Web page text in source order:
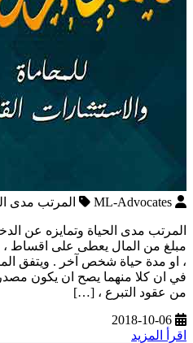
ML-Advocates المرتب مدى
المرتب مدى الحياة وتمايزه عن
مبلغ من المال يعطى على اقساط ،
، او مدة حياة شخص آخر . ويتفق
في ان كلا منهما يصح ان يكون
من عقود التبرع ، […]
2018-10-06
اقرأ المزيد